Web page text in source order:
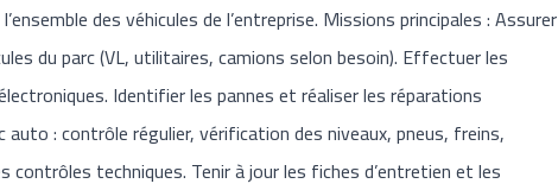
des véhicules de l’entreprise. Missions principales : Assurer
du parc (VL, utilitaires, camions selon besoin). Effectuer les
Identifier les pannes et réaliser les réparations
auto : contrôle régulier, vérification des niveaux, pneus, freins,
contrôles techniques. Tenir à jour les fiches d’entretien et les